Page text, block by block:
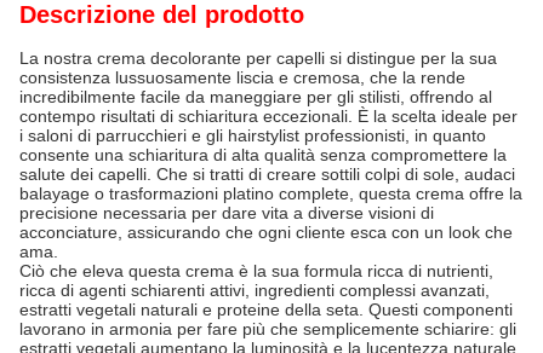
Descrizione del prodotto
La nostra crema decolorante per capelli si distingue per la sua
consistenza lussuosamente liscia e cremosa, che la rende
incredibilmente facile da maneggiare per gli stilisti, offrendo al
contempo risultati di schiaritura eccezionali. È la scelta ideale per
i saloni di parrucchieri e gli hairstylist professionisti, in quanto
consente una schiaritura di alta qualità senza compromettere la
salute dei capelli. Che si tratti di creare sottili colpi di sole, audaci
balayage o trasformazioni platino complete, questa crema offre la
precisione necessaria per dare vita a diverse visioni di
acconciature, assicurando che ogni cliente esca con un look che
ama.
Ciò che eleva questa crema è la sua formula ricca di nutrienti,
ricca di agenti schiarenti attivi, ingredienti complessi avanzati,
estratti vegetali naturali e proteine della seta. Questi componenti
lavorano in armonia per fare più che semplicemente schiarire: gli
estratti vegetali aumentano la luminosità e la lucentezza naturale